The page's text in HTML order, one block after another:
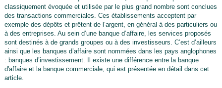
classiquement évoquée et utilisée par le plus grand nombre sont conclues
des transactions commerciales. Ces établissements acceptent par
exemple des dépôts et prêtent de l’argent, en général à des particuliers ou
à des entreprises. Au sein d’une banque d’affaire, les services proposés
sont destinés à de grands groupes ou à des investisseurs. C’est d’ailleurs
ainsi que les banques d’affaire sont nommées dans les pays anglophones
: banques d’investissement. Il existe une différence entre la banque
d'affaire et la banque commerciale, qui est présentée en détail dans cet
article.